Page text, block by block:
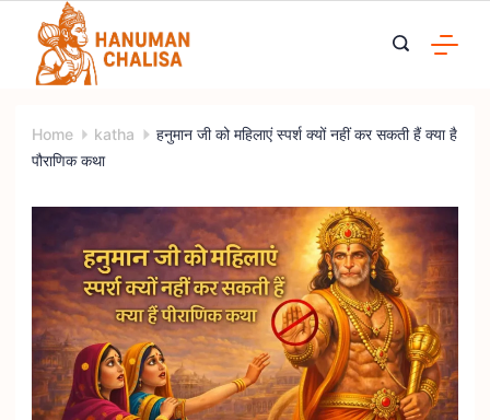
content
Home katha
हनुमान जी को महिलाएं स्पर्श क्यों नहीं कर सकती हैं क्या है
पौराणिक कथा